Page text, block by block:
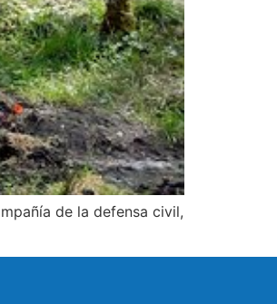
de la defensa civil,